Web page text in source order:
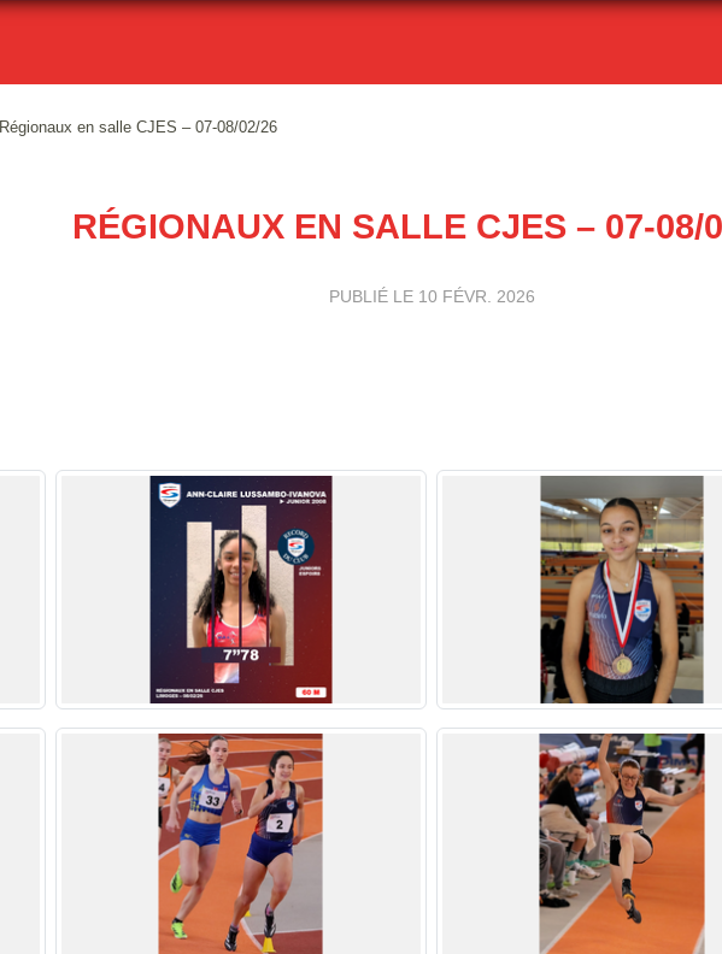
Régionaux en salle CJES – 07-08/02/26
RÉGIONAUX EN SALLE CJES – 07-08/
PUBLIÉ LE 10 FÉVR. 2026